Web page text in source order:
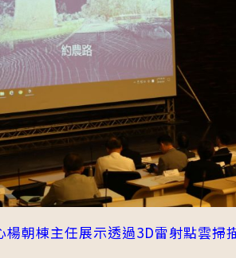
楊朝棟主任展示透過3D雷射點雲掃